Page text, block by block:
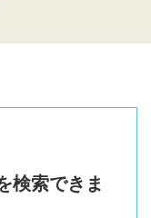
検索できま